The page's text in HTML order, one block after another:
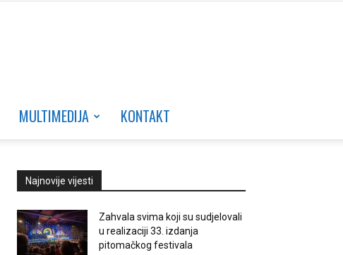
MULTIMEDIJA KONTAKT
Najnovije vijesti
Zahvala svima koji su sudjelovali
u realizaciji 33. izdanja
pitomačkog festivala